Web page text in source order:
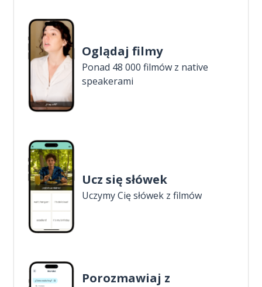
Oglądaj filmy
Ponad 48 000 filmów z native
speakerami
Ucz się słówek
Uczymy Cię słówek z filmów
Porozmawiaj z